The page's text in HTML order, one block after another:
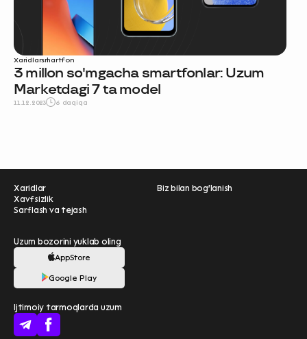
Xaridlarsmartfon
3 millon so'mgacha smartfonlar: Uzum
Marketdagi 7 ta model
11.12.2023 6 daqiqa
Xaridlar
Xavfsizlik
Sarflash va tejash
Biz bilan bog'lanish
Uzum bozorini yuklab oling
AppStore
Google Play
Ijtimoiy tarmoqlarda uzum
Ravnaqimizga hissa
qo'shing — so‘rovnomada
qatnashing ❤️
boshlash